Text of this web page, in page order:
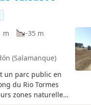
m
-35 m
(Salamanque)
un parc public en
du Rio Tormes
zones naturelles.